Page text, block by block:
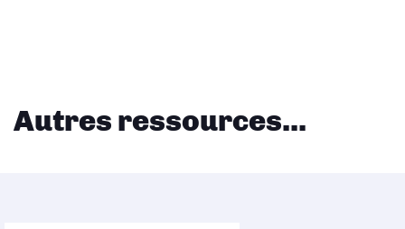
Autres ressources...